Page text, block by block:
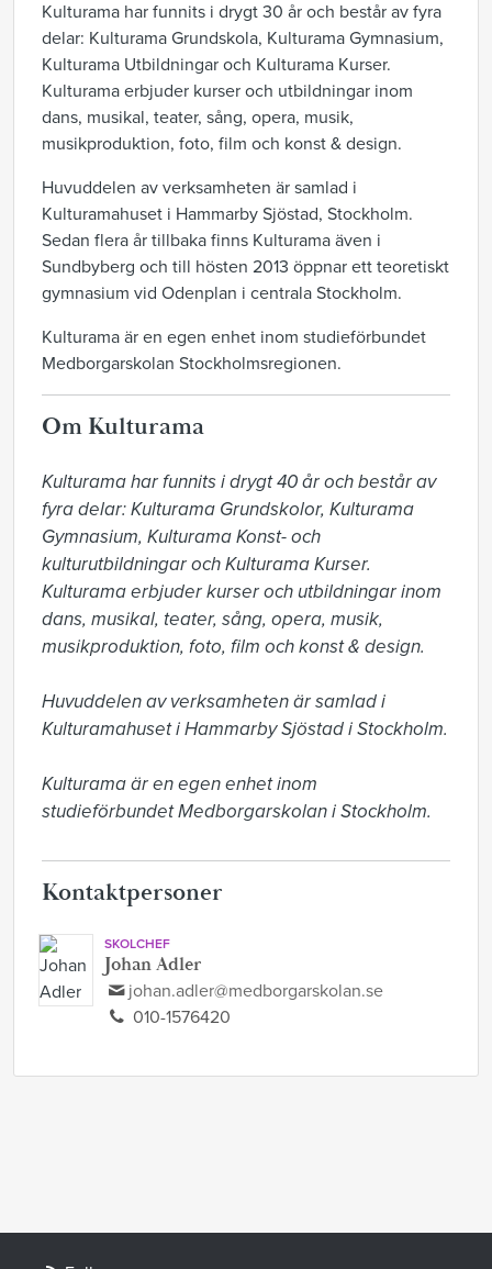
Kulturama har funnits i drygt 30 år och består av fyra
delar: Kulturama Grundskola, Kulturama Gymnasium,
Kulturama Utbildningar och Kulturama Kurser.
Kulturama erbjuder kurser och utbildningar inom
dans, musikal, teater, sång, opera, musik,
musikproduktion, foto, film och konst & design.
Huvuddelen av verksamheten är samlad i
Kulturamahuset i Hammarby Sjöstad, Stockholm.
Sedan flera år tillbaka finns Kulturama även i
Sundbyberg och till hösten 2013 öppnar ett teoretiskt
gymnasium vid Odenplan i centrala Stockholm.
Kulturama är en egen enhet inom studieförbundet
Medborgarskolan Stockholmsregionen.
Om Kulturama
Kulturama har funnits i drygt 40 år och består av
fyra delar: Kulturama Grundskolor, Kulturama
Gymnasium, Kulturama Konst- och
kulturutbildningar och Kulturama Kurser.
Kulturama erbjuder kurser och utbildningar inom
dans, musikal, teater, sång, opera, musik,
musikproduktion, foto, film och konst & design.
Huvuddelen av verksamheten är samlad i
Kulturamahuset i Hammarby Sjöstad i Stockholm.
Kulturama är en egen enhet inom
studieförbundet Medborgarskolan i Stockholm.
Kontaktpersoner
SKOLCHEF
Johan Adler
johan.adler@medborgarskolan.se
010-1576420